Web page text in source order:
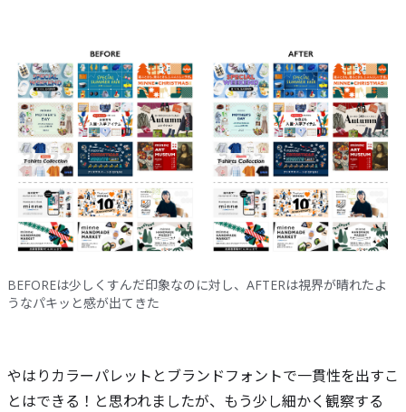
BEFOREは少しくすんだ印象なのに対し、AFTERは視界が晴れたよ
うなパキッと感が出てきた
やはりカラーパレットとブランドフォントで一貫性を出すこ
とはできる！と思われましたが、もう少し細かく観察する